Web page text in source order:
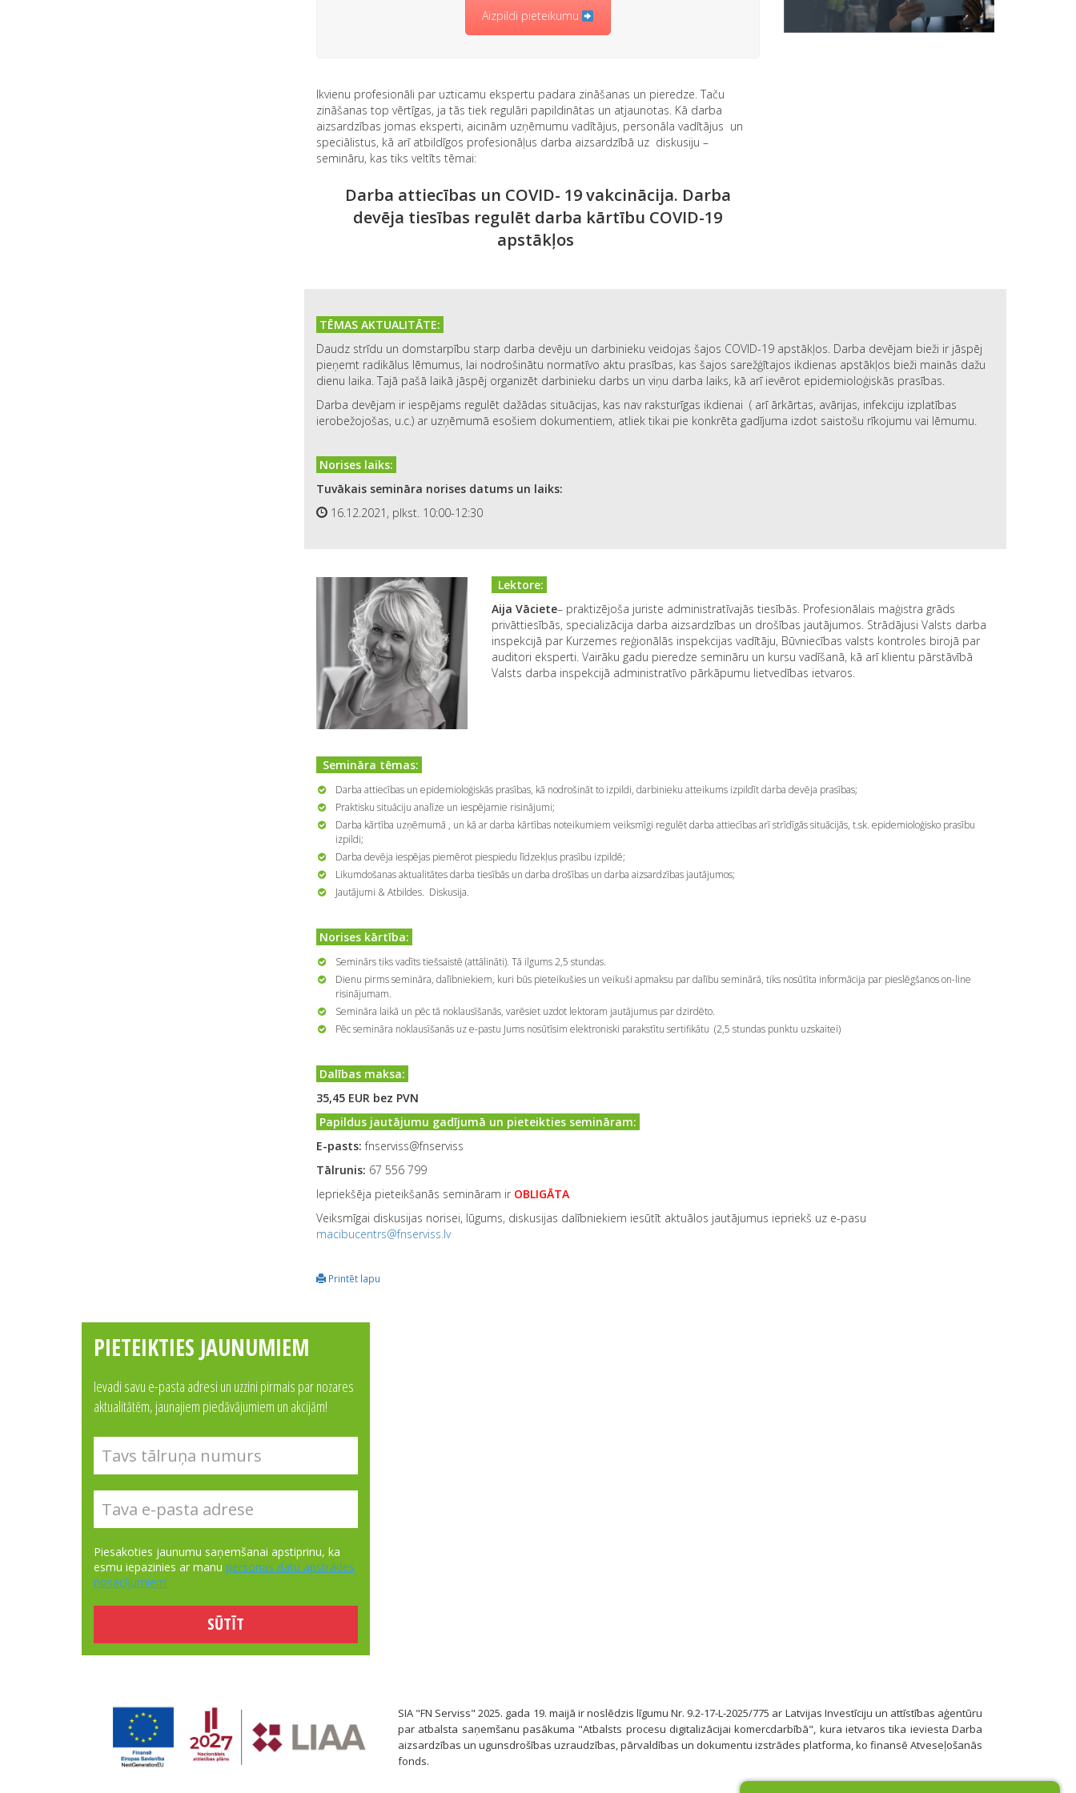
Aizpildi pieteikumu
Ikvienu profesionāli par uzticamu ekspertu padara zināšanas un pieredze. Taču
zināšanas top vērtīgas, ja tās tiek regulāri papildinātas un atjaunotas. Kā darba
aizsardzības jomas eksperti, aicinām uzņēmumu vadītājus, personāla vadītājus un
speciālistus, kā arī atbildīgos profesionāļus darba aizsardzībā uz diskusiju –
semināru, kas tiks veltīts tēmai:
Darba attiecības un COVID- 19 vakcinācija. Darba
devēja tiesības regulēt darba kārtību COVID-19
apstākļos
TĒMAS AKTUALITĀTE:
Daudz strīdu un domstarpību starp darba devēju un darbinieku veidojas šajos COVID-19 apstākļos. Darba devējam bieži ir jāspēj
pieņemt radikālus lēmumus, lai nodrošinātu normatīvo aktu prasības, kas šajos sarežģītajos ikdienas apstākļos bieži mainās dažu
dienu laika. Tajā pašā laikā jāspēj organizēt darbinieku darbs un viņu darba laiks, kā arī ievērot epidemioloģiskās prasības.
Darba devējam ir iespējams regulēt dažādas situācijas, kas nav raksturīgas ikdienai ( arī ārkārtas, avārijas, infekciju izplatības
ierobežojošas, u.c.) ar uzņēmumā esošiem dokumentiem, atliek tikai pie konkrēta gadījuma izdot saistošu rīkojumu vai lēmumu.
Norises laiks:
Tuvākais semināra norises datums un laiks:
16.12.2021, plkst. 10:00-12:30
Lektore:
Aija Vāciete– praktizējoša juriste administratīvajās tiesībās. Profesionālais maģistra grāds
privāttiesībās, specializācija darba aizsardzības un drošības jautājumos. Strādājusi Valsts darba
inspekcijā par Kurzemes reģionālās inspekcijas vadītāju, Būvniecības valsts kontroles birojā par
auditori eksperti. Vairāku gadu pieredze semināru un kursu vadīšanā, kā arī klientu pārstāvībā
Valsts darba inspekcijā administratīvo pārkāpumu lietvedības ietvaros.
Semināra tēmas:
Darba attiecības un epidemioloģiskās prasības, kā nodrošināt to izpildi, darbinieku atteikums izpildīt darba devēja prasības;
Praktisku situāciju analīze un iespējamie risinājumi;
Darba kārtība uzņēmumā , un kā ar darba kārtības noteikumiem veiksmīgi regulēt darba attiecības arī strīdīgās situācijās, t.sk. epidemioloģisko prasību
izpildi;
Darba devēja iespējas piemērot piespiedu līdzekļus prasību izpildē;
Likumdošanas aktualitātes darba tiesībās un darba drošības un darba aizsardzības jautājumos;
Jautājumi & Atbildes. Diskusija.
Norises kārtība:
Seminārs tiks vadīts tiešsaistē (attālināti). Tā ilgums 2,5 stundas.
Dienu pirms semināra, dalībniekiem, kuri būs pieteikušies un veikuši apmaksu par dalību seminārā, tiks nosūtīta informācija par pieslēgšanos on-line
risinājumam.
Semināra laikā un pēc tā noklausīšanās, varēsiet uzdot lektoram jautājumus par dzirdēto.
Pēc semināra noklausīšanās uz e-pastu Jums nosūtīsim elektroniski parakstītu sertifikātu (2,5 stundas punktu uzskaitei)
Dalības maksa:
35,45 EUR bez PVN
Papildus jautājumu gadījumā un pieteikties semināram:
E-pasts: fnserviss@fnserviss
Tālrunis: 67 556 799
Iepriekšēja pieteikšanās semināram ir OBLIGĀTA
Veiksmīgai diskusijas norisei, lūgums, diskusijas dalībniekiem iesūtīt aktuālos jautājumus iepriekš uz e-pasu
macibucentrs@fnserviss.lv
Printēt lapu
PIETEIKTIES JAUNUMIEM
Ievadi savu e-pasta adresi un uzzini pirmais par nozares
aktualitātēm, jaunajiem piedāvājumiem un akcijām!
Piesakoties jaunumu saņemšanai apstiprinu, ka
esmu iepazinies ar manu personas datu apstrādes
nosacījumiem
SIA "FN Serviss" 2025. gada 19. maijā ir noslēdzis līgumu Nr. 9.2-17-L-2025/775 ar Latvijas Investīciju un attīstības aģentūru
par atbalsta saņemšanu pasākuma "Atbalsts procesu digitalizācijai komercdarbībā", kura ietvaros tika ieviesta Darba
aizsardzības un ugunsdrošības uzraudzības, pārvaldības un dokumentu izstrādes platforma, ko finansē Atveseļošanās
fonds.